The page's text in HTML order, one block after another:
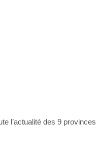
l’actualité des 9 provinces